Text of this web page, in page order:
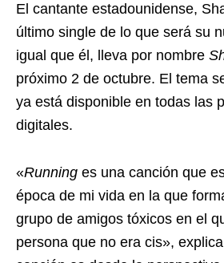
El cantante estadounidense,
último single de lo que será su
igual que él, lleva por nombre
próximo 2 de octubre. El tema
ya está disponible en todas las
digitales.
«Running es una canción que
época de mi vida en la que
grupo de amigos tóxicos en el
persona que no era cis»,